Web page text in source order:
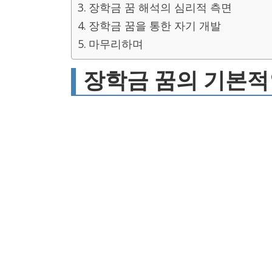
장학금 꿈 해석의 심리적 측면
장학금 꿈을 통한 자기 개발
마무리하며
장학금 꿈의 기본